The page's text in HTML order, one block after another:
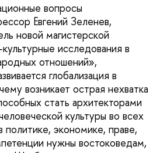
вопросы
Евгений Зеленев,
новой магистерской
исследования в
отношений»,
глобализация в
возникает острая нехватка
стать архитекторами
культуры во всех
экономике, праве,
нужны востоковедам,